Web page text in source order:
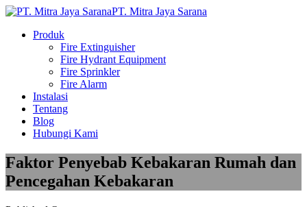
PT. Mitra Jaya Sarana
Produk
Fire Extinguisher
Fire Hydrant Equipment
Fire Sprinkler
Fire Alarm
Instalasi
Tentang
Blog
Hubungi Kami
Faktor Penyebab Kebakaran Rumah dan
Pencegahan Kebakaran